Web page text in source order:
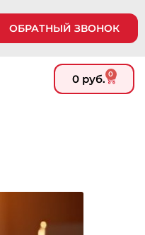
ОБРАТНЫЙ ЗВОНОК
0 руб. 0